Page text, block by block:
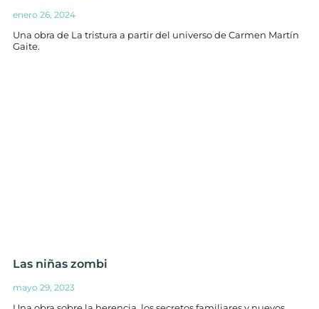
enero 26, 2024
Una obra de La tristura a partir del universo de Carmen Martín
Gaite.
Las niñas zombi
mayo 29, 2023